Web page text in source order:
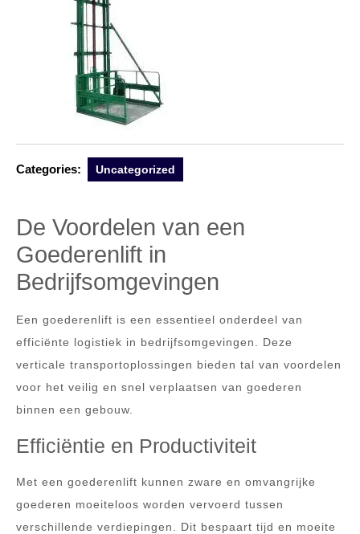
Categories: Uncategorized
De Voordelen van een
Goederenlift in
Bedrijfsomgevingen
Een goederenlift is een essentieel onderdeel van
efficiënte logistiek in bedrijfsomgevingen. Deze
verticale transportoplossingen bieden tal van voordelen
voor het veilig en snel verplaatsen van goederen
binnen een gebouw.
Efficiëntie en Productiviteit
Met een goederenlift kunnen zware en omvangrijke
goederen moeiteloos worden vervoerd tussen
verschillende verdiepingen. Dit bespaart tijd en moeite